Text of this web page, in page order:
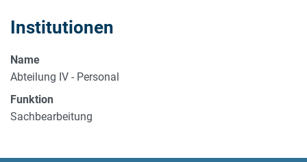
Institutionen
Name
Abteilung IV - Personal
Funktion
Sachbearbeitung